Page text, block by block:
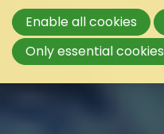
Enable all cookies
Only essential cookies